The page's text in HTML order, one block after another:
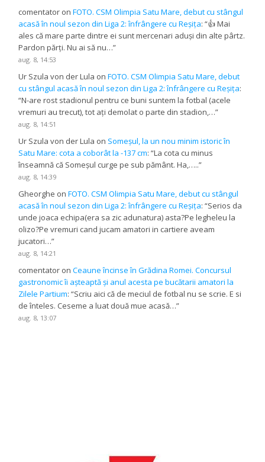
comentator onFOTO. CSM Olimpia Satu Mare, debut cu stângul
acasă în noul sezon din Liga 2: înfrângere cu Reșița: “👍 Mai
ales că mare parte dintre ei sunt mercenari aduși din alte pârtz.
Pardon părți. Nu ai să nu…”
aug. 8, 14:53
Ur Szula von der Lula onFOTO. CSM Olimpia Satu Mare, debut
cu stângul acasă în noul sezon din Liga 2: înfrângere cu Reșița:
“N-are rost stadionul pentru ce buni suntem la fotbal (acele
vremuri au trecut), tot ați demolat o parte din stadion,…”
aug. 8, 14:51
Ur Szula von der Lula on Someșul, la un nou minim istoric în
Satu Mare: cota a coborât la -137 cm: “La cota cu minus
înseamnă că Someșul curge pe sub pământ. Ha,…..”
aug. 8, 14:39
Gheorghe onFOTO. CSM Olimpia Satu Mare, debut cu stângul
acasă în noul sezon din Liga 2: înfrângere cu Reșița: “Serios da
unde joaca echipa(era sa zic adunatura) asta?Pe legheleu la
olizo?Pe vremuri cand jucam amatori in cartiere aveam
jucatori…”
aug. 8, 14:21
comentator onCeaune încinse în Grădina Romei. Concursul
gastronomic îi așteaptă și anul acesta pe bucătarii amatori la
Zilele Partium: “Scriu aici că de meciul de fotbal nu se scrie. E si
de înteles. Ceseme a luat două mue acasă…”
aug. 8, 13:07